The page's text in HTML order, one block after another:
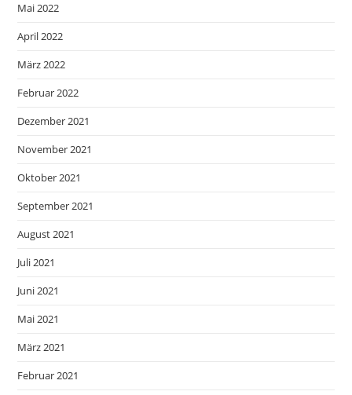
Mai 2022
April 2022
März 2022
Februar 2022
Dezember 2021
November 2021
Oktober 2021
September 2021
August 2021
Juli 2021
Juni 2021
Mai 2021
März 2021
Februar 2021